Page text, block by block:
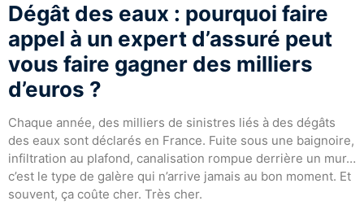
Dégât des eaux : pourquoi faire
appel à un expert d’assuré peut
vous faire gagner des milliers
d’euros ?
Chaque année, des milliers de sinistres liés à des dégâts
des eaux sont déclarés en France. Fuite sous une baignoire,
infiltration au plafond, canalisation rompue derrière un mur…
c’est le type de galère qui n’arrive jamais au bon moment. Et
souvent, ça coûte cher. Très cher.